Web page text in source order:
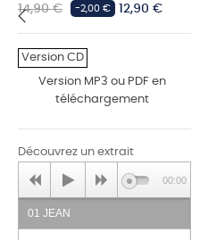
Prix
habituel
14,90 € -2,00 € Prix
12,90 €
Version CD
Version MP3 ou PDF en
téléchargement
Découvrez un extrait
01 JEAN
00:00
‹